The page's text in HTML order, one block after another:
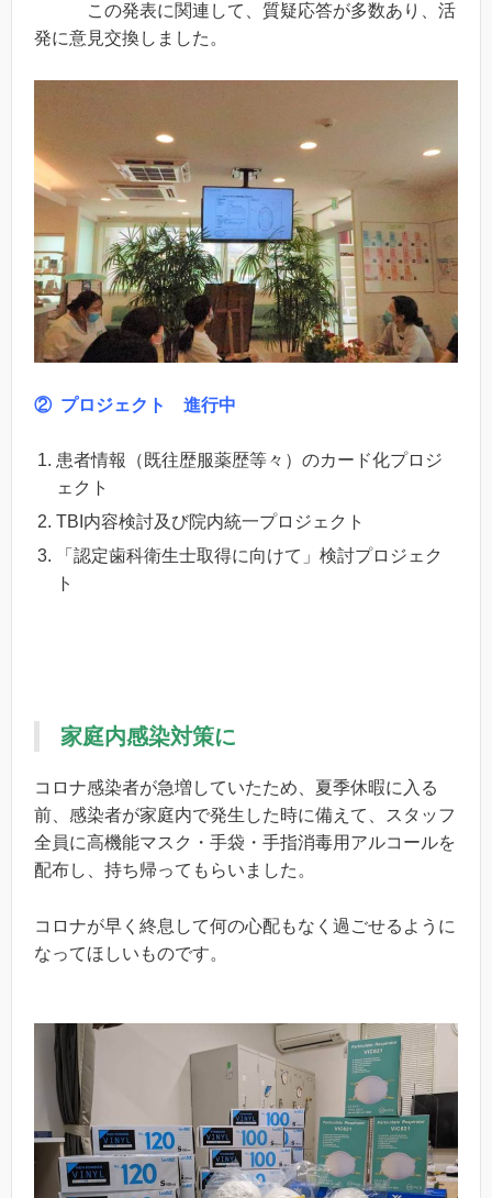
この発表に関連して、質疑応答が多数あり、活
発に意見交換しました。
② プロジェクト 進行中
患者情報（既往歴服薬歴等々）のカード化プロジ
ェクト
TBI内容検討及び院内統一プロジェクト
「認定歯科衛生士取得に向けて」検討プロジェク
ト
家庭内感染対策に
コロナ感染者が急増していたため、夏季休暇に入る
前、感染者が家庭内で発生した時に備えて、スタッフ
全員に高機能マスク・手袋・手指消毒用アルコールを
配布し、持ち帰ってもらいました。
コロナが早く終息して何の心配もなく過ごせるように
なってほしいものです。